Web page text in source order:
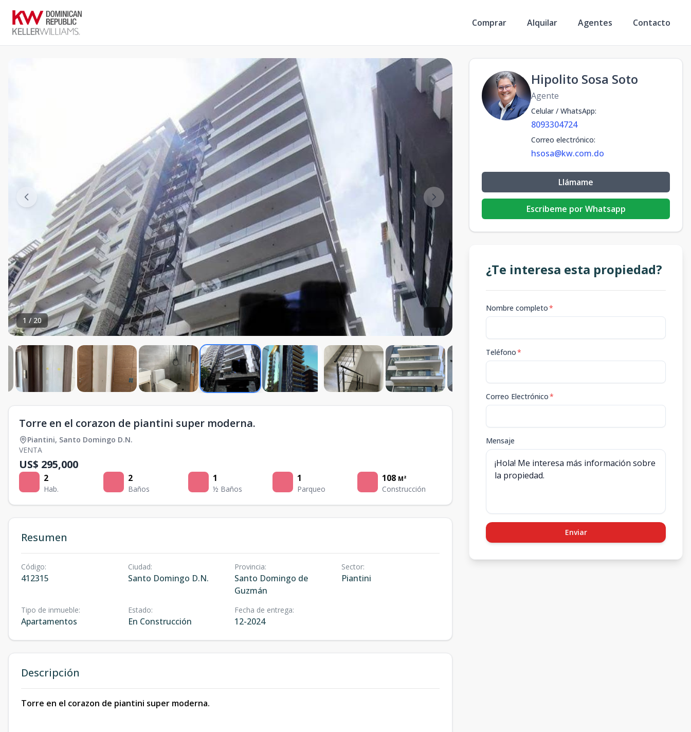
Comprar Alquilar Agentes Contacto
1 / 20
Torre en el corazon de piantini super moderna.
Piantini, Santo Domingo D.N.
VENTA
US$ 295,000
2
Hab.
2
Baños
1
½ Baños
1
Parqueo
108 M²
Construcción
Resumen
Código:
412315
Ciudad:
Santo Domingo D.N.
Provincia:
Santo Domingo de
Guzmán
Sector:
Piantini
Tipo de inmueble:
Apartamentos
Estado:
En Construcción
Fecha de entrega:
12-2024
Descripción
Torre en el corazon de piantini super moderna.
Hipolito Sosa Soto
Agente
Celular / WhatsApp:
8093304724
Correo electrónico:
hsosa@kw.com.do
Llámame
Escribeme por Whatsapp
¿Te interesa esta propiedad?
Nombre completo*
Teléfono*
Correo Electrónico*
Mensaje
Enviar